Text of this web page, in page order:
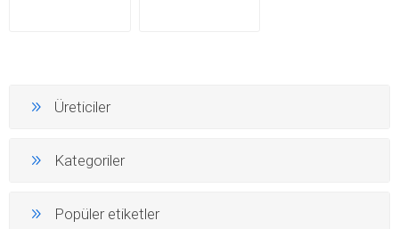
Üreticiler
Kategoriler
Popüler etiketler